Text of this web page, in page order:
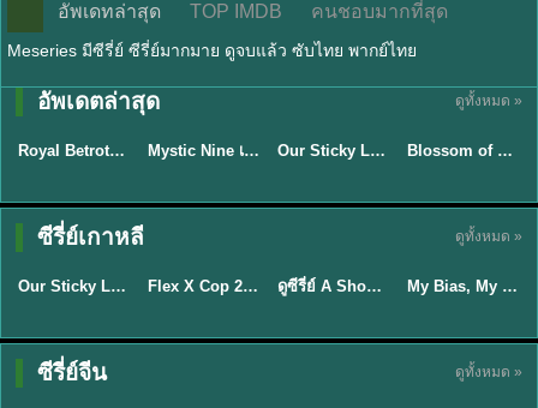
อัพเดทล่าสุด TOP IMDB คนชอบมากที่สุด
Meseries มีซีรี่ย์ ซีรี่ย์มากมาย ดูจบแล้ว ซับไทย พากย์ไทย
อัพเดตล่าสุด ดูทั้งหมด »
★9
ซับไทย
Royal Betrothal (2026) สัญญาวิวาห์แห่งราชวงศ์ พากย์ไทย ซับไทย EP1-32 ★9
พากย์ไทย/ซับ
Mystic Nine เก้าสกุล (2026) พากย์ไทย ซับไทย EP.1-30 ★6 Our Sticky Love รักติดหนึบ (2026) พากย์ไทย ซับไทย EP.1-12
ซับไทย
Blossom of Power (2026) บุหงาซ่อนคม พากย์ไทย ซับไทย EP1-36
ซีรี่ย์เกาหลี ดูทั้งหมด »
★6
ซับไทย
Our Sticky Love รักติดหนึบ (2026) พากย์ไทย ซับไทย EP.1-12 ★8 Flex X Cop 2 คุณชายสายสืบ ซีซั่น 2 (2026) พากย์ไทย ซับไทย EP.1-14 ★8 EP.16ดูซีรี่ย์ A Shop for Killers 2 ร้านลับนักฆ่า ซีซัน 2 (2026) ซับไทย-พากย์ไทย
ซับไทย
My Bias, My Boss เมื่อเมนฉันเป็นประธานบริษัท (2026) พากย์ไทย ซับไทย EP.1-12
ซีรี่ย์จีน ดูทั้งหมด »
ซับไทย พากย์ไทย